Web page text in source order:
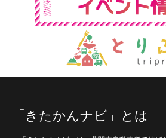
「きたかんナビ」とは